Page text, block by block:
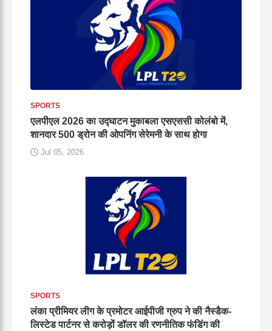
SPORTS
एलपीएल 2026 का उद्घाटन मुकाबला एसएससी कोलंबो में,
शानदार 500 ड्रोन की ओपनिंग सेरेमनी के साथ होगा
Jul 05, 2026
SPORTS
लंका प्रीमियर लीग के प्रमोटर आईपीजी ग्रुप ने की नैस्डैक-
लिस्टेड पार्टनर से करोड़ों डॉलर की रणनीतिक फंडिंग की